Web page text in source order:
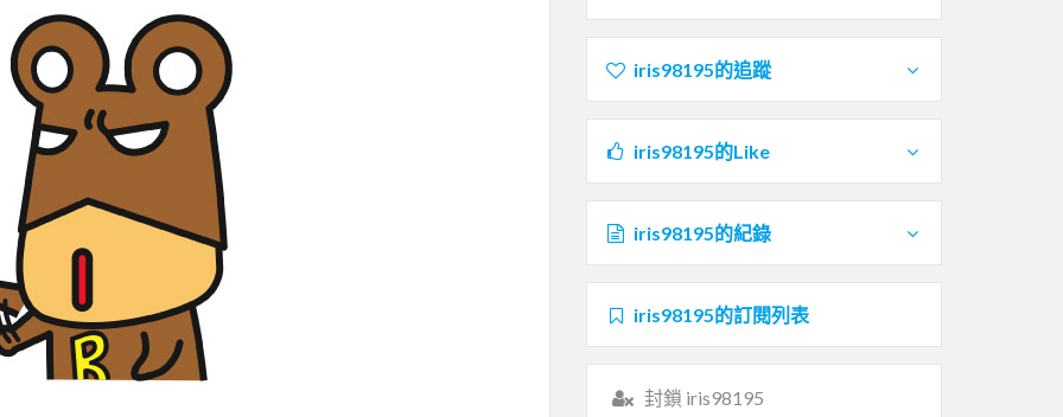
iris98195的追蹤
iris98195的Like
iris98195的紀錄
iris98195的訂閱列表
封鎖 iris98195